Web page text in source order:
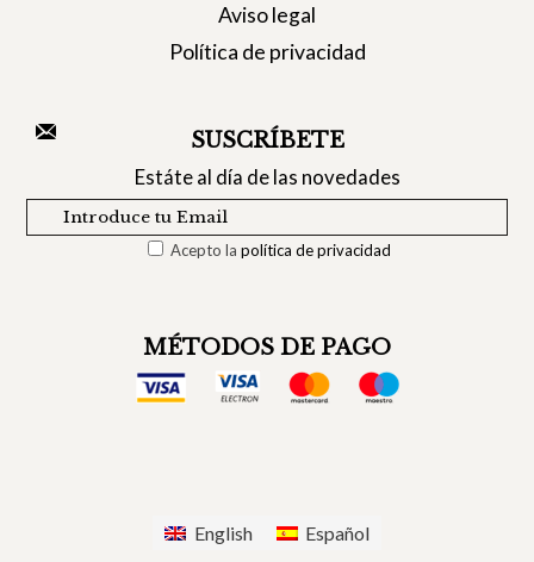
Aviso legal
Política de privacidad
SUSCRÍBETE
Estáte al día de las novedades
Acepto la política de privacidad
MÉTODOS DE PAGO
English Español